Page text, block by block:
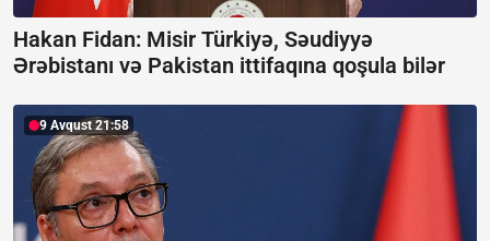
Hakan Fidan: Misir Türkiyə, Səudiyyə
Ərəbistanı və Pakistan ittifaqına qoşula bilər
9 Avqust 21:58